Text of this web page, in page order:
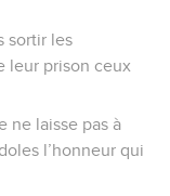
sortir les
leur prison ceux
ne laisse pas à
l’honneur qui